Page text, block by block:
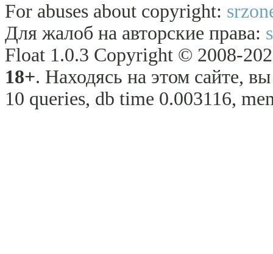
For abuses about copyright:
Для жалоб на авторские права:
Float 1.0.3 Copyright © 2008-
18+. Находясь на этом сайте,
10 queries, db time 0.003116,